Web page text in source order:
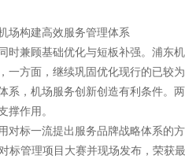
构建高效服务管理体系
时兼顾基础优化与短板补强。浦东
一方面，继续巩固优化现行的已较
系，机场服务创新创造有利条件。
撑作用。
对标一流提出服务品牌战略体系的
标管理项目大赛并现场发布，荣